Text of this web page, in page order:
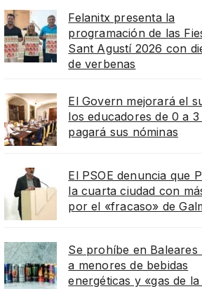
Felanitx presenta la
programación de las
Sant Agustí 2026 con
de verbenas
El Govern mejorará el
los educadores de 0 a
pagará sus nóminas
El PSOE denuncia que
la cuarta ciudad con
por el «fracaso» de
Se prohíbe en Baleares
a menores de bebidas
energéticas y «gas de la